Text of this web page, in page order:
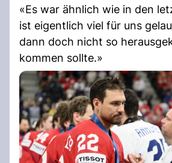
«Es war ähnlich wie in den
ist eigentlich viel für uns
dann doch nicht so
kommen sollte.»